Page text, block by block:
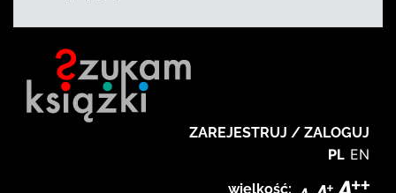
ZAREJESTRUJ / ZALOGUJ
PL EN
wielkość: